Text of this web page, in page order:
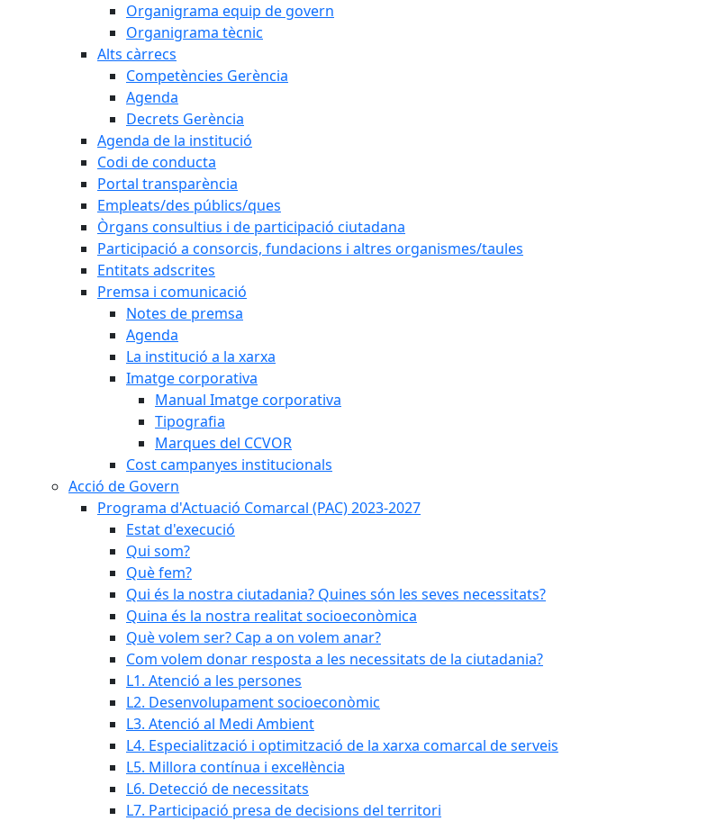
Organigrama equip de govern
Organigrama tècnic
Alts càrrecs
Competències Gerència
Agenda
Decrets Gerència
Agenda de la institució
Codi de conducta
Portal transparència
Empleats/des públics/ques
Òrgans consultius i de participació ciutadana
Participació a consorcis, fundacions i altres organismes/taules
Entitats adscrites
Premsa i comunicació
Notes de premsa
Agenda
La institució a la xarxa
Imatge corporativa
Manual Imatge corporativa
Tipografia
Marques del CCVOR
Cost campanyes institucionals
Acció de Govern
Programa d'Actuació Comarcal (PAC) 2023-2027
Estat d'execució
Qui som?
Què fem?
Qui és la nostra ciutadania? Quines són les seves necessitats?
Quina és la nostra realitat socioeconòmica
Què volem ser? Cap a on volem anar?
Com volem donar resposta a les necessitats de la ciutadania?
L1. Atenció a les persones
L2. Desenvolupament socioeconòmic
L3. Atenció al Medi Ambient
L4. Especialització i optimització de la xarxa comarcal de serveis
L5. Millora contínua i excel·lència
L6. Detecció de necessitats
L7. Participació presa de decisions del territori